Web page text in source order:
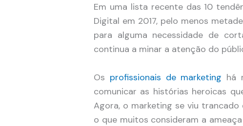
Em uma lista recente das 10
Digital em 2017, pelo menos
para alguma necessidade de
continua a minar a atenção do
Os profissionais de marketing há
comunicar as histórias heroicas
Agora, o marketing se viu
o que muitos consideram a